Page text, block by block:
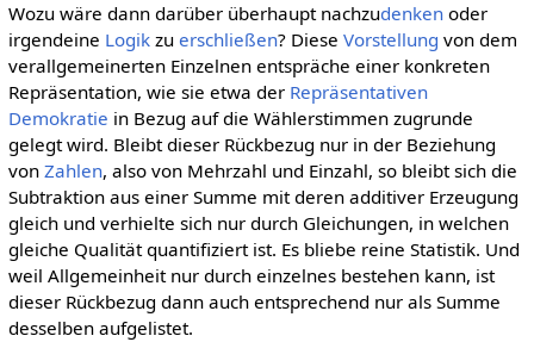
Wozu wäre dann darüber überhaupt nachzudenkenoder
irgendeine Logikzu erschließen? Diese Vorstellung von dem
verallgemeinerten Einzelnen entspräche einer konkreten
Repräsentation, wie sie etwa der Repräsentativen
Demokratie in Bezug auf die Wählerstimmen zugrunde
gelegt wird. Bleibt dieser Rückbezug nur in der Beziehung
von Zahlen, also von Mehrzahl und Einzahl, so bleibt sich die
Subtraktion aus einer Summe mit deren additiver Erzeugung
gleich und verhielte sich nur durch Gleichungen, in welchen
gleiche Qualität quantifiziert ist. Es bliebe reine Statistik. Und
weil Allgemeinheit nur durch einzelnes bestehen kann, ist
dieser Rückbezug dann auch entsprechend nur als Summe
desselben aufgelistet.